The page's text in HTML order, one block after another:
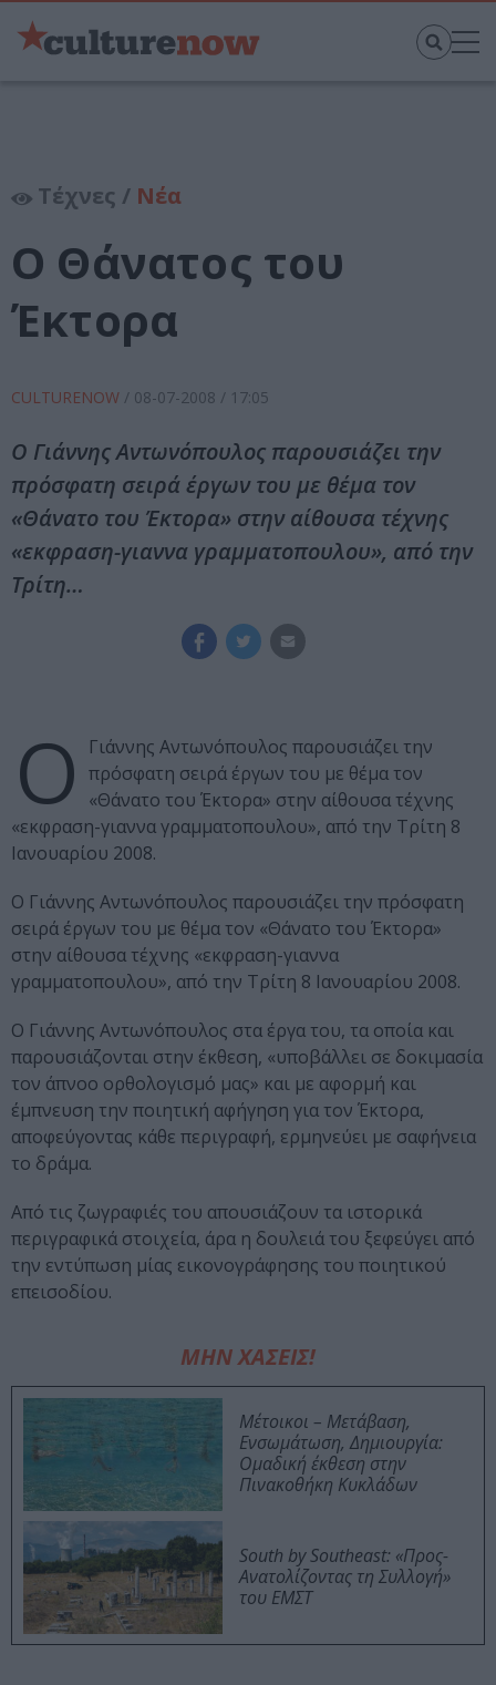
Τέχνες / Νέα
Ο Θάνατος του
Έκτορα
CULTURENOW / 08-07-2008 / 17:05
Ο Γιάννης Αντωνόπουλος παρουσιάζει την
πρόσφατη σειρά έργων του με θέμα τον
«Θάνατο του Έκτορα» στην αίθουσα τέχνης
«εκφραση-γιαννα γραμματοπουλου», από την
Τρίτη…
Ο
Γιάννης Αντωνόπουλος παρουσιάζει την
πρόσφατη σειρά έργων του με θέμα τον
«Θάνατο του Έκτορα» στην αίθουσα τέχνης
«εκφραση-γιαννα γραμματοπουλου», από την Τρίτη 8
Ιανουαρίου 2008.
Ο Γιάννης Αντωνόπουλος παρουσιάζει την πρόσφατη
σειρά έργων του με θέμα τον «Θάνατο του Έκτορα»
στην αίθουσα τέχνης «εκφραση-γιαννα
γραμματοπουλου», από την Τρίτη 8 Ιανουαρίου 2008.
Ο Γιάννης Αντωνόπουλος στα έργα του, τα οποία και
παρουσιάζονται στην έκθεση, «υποβάλλει σε δοκιμασία
τον άπνοο ορθολογισμό μας» και με αφορμή και
έμπνευση την ποιητική αφήγηση για τον Έκτορα,
αποφεύγοντας κάθε περιγραφή, ερμηνεύει με σαφήνεια
το δράμα.
Από τις ζωγραφιές του απουσιάζουν τα ιστορικά
περιγραφικά στοιχεία, άρα η δουλειά του ξεφεύγει από
την εντύπωση μίας εικονογράφησης του ποιητικού
επεισοδίου.
ΜΗΝ ΧΑΣΕΙΣ!
Μέτοικοι – Μετάβαση,
Ενσωμάτωση, Δημιουργία:
Ομαδική έκθεση στην
Πινακοθήκη Κυκλάδων
South by Southeast: «Προς-
Ανατολίζοντας τη Συλλογή»
του ΕΜΣΤ